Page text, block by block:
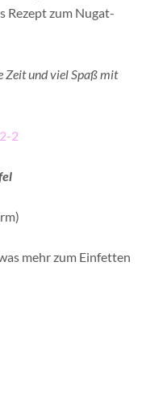
Rezept zum Nugat-
Zeit und viel Spaß mit
mehr zum Einfetten